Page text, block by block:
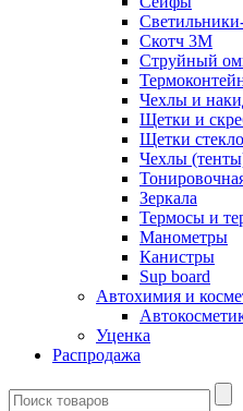
Скотч 3М
Струйный
Чехлы и
Щетки и
Щетки
Чехлы
Зеркалa
Термосы и
Манометры
Канистры
Sup board
Автохимия и
Уценка
Распродажа